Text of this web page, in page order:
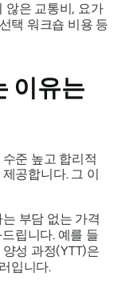
않은 교통비, 요가
택 워크숍 비용 등
이유는
준 높고 합리적
공합니다. 그 이
부담 없는 가격
립니다. 예를 들
성 과정(YTT)은
입니다.